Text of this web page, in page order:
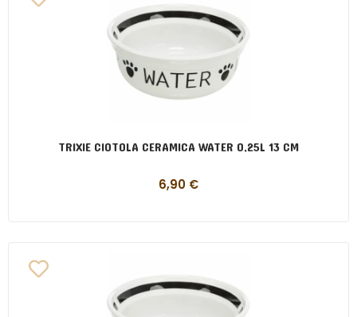
TRIXIE CIOTOLA CERAMICA WATER 0,25L 13 CM
6,90 €